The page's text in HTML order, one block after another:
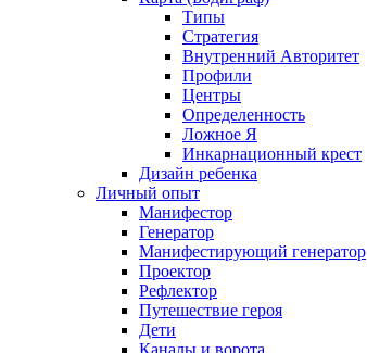
Типы
Стратегия
Внутренний Авторитет
Профили
Центры
Определенность
Ложное Я
Инкарнационный крест
Дизайн ребенка
Личный опыт
Манифестор
Генератор
Манифестирующий генератор
Проектор
Рефлектор
Путешествие героя
Дети
Каналы и ворота